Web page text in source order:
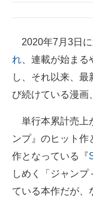
2020年7月3日
れ 、連載が始ま
し、それ以来、
び続けている漫画
単行本累計売上
ンプ』のヒット作
作となっている『
しめく「ジャンプ
ている本作だが、